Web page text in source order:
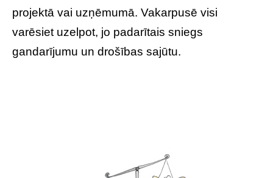
projektā vai uzņēmumā. Vakarpusē visi
varēsiet uzelpot, jo padarītais sniegs
gandarījumu un drošības sajūtu.